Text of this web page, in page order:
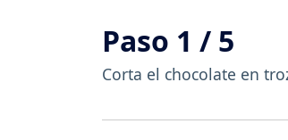
Paso 1 / 5
Corta el chocolate en